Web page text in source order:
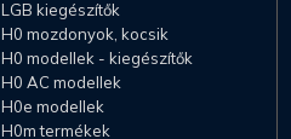
LGB kiegészítők
H0 mozdonyok, kocsik
H0 modellek - kiegészítők
H0 AC modellek
H0e modellek
H0m termékek